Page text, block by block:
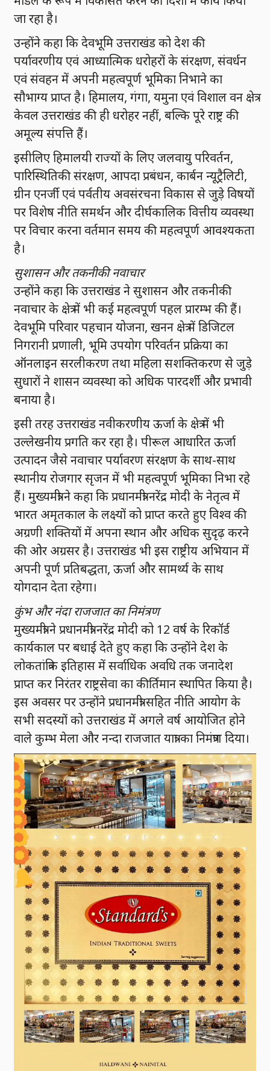
जा रहा है।
उन्होंने कहा कि देवभूमि उत्तराखंड को देश की
पर्यावरणीय एवं आध्यात्मिक धरोहरों के संरक्षण, संवर्धन
एवं संवहन में अपनी महत्वपूर्ण भूमिका निभाने का
सौभाग्य प्राप्त है। हिमालय, गंगा, यमुना एवं विशाल वन क्षेत्र
केवल उत्तराखंड की ही धरोहर नहीं, बल्कि पूरे राष्ट्र की
अमूल्य संपत्ति हैं।
इसीलिए हिमालयी राज्यों के लिए जलवायु परिवर्तन,
पारिस्थितिकी संरक्षण, आपदा प्रबंधन, कार्बन न्यूट्रैलिटी,
ग्रीन एनर्जी एवं पर्वतीय अवसंरचना विकास से जुड़े विषयों
पर विशेष नीति समर्थन और दीर्घकालिक वित्तीय व्यवस्था
पर विचार करना वर्तमान समय की महत्वपूर्ण आवश्यकता
है।
सुशासन और तकनीकी नवाचार
उन्होंने कहा कि उत्तराखंड ने सुशासन और तकनीकी
नवाचार के क्षेत्र में भी कई महत्वपूर्ण पहल प्रारम्भ की हैं।
देवभूमि परिवार पहचान योजना, खनन क्षेत्र में डिजिटल
निगरानी प्रणाली, भूमि उपयोग परिवर्तन प्रक्रिया का
ऑनलाइन सरलीकरण तथा महिला सशक्तिकरण से जुड़े
सुधारों ने शासन व्यवस्था को अधिक पारदर्शी और प्रभावी
बनाया है।
इसी तरह उत्तराखंड नवीकरणीय ऊर्जा के क्षेत्र में भी
उल्लेखनीय प्रगति कर रहा है। पीरूल आधारित ऊर्जा
उत्पादन जैसे नवाचार पर्यावरण संरक्षण के साथ-साथ
स्थानीय रोजगार सृजन में भी महत्वपूर्ण भूमिका निभा रहे
हैं। मुख्यमंत्री ने कहा कि प्रधानमंत्री नरेंद्र मोदी के नेतृत्व में
भारत अमृतकाल के लक्ष्यों को प्राप्त करते हुए विश्व की
अग्रणी शक्तियों में अपना स्थान और अधिक सुदृढ़ करने
की ओर अग्रसर है। उत्तराखंड भी इस राष्ट्रीय अभियान में
अपनी पूर्ण प्रतिबद्धता, ऊर्जा और सामर्थ्य के साथ
योगदान देता रहेगा।
कुंभ और नंदा राजजात का निमंत्रण
मुख्यमंत्री ने प्रधानमंत्री नरेंद्र मोदी को 12 वर्ष के रिकॉर्ड
कार्यकाल पर बधाई देते हुए कहा कि उन्होंने देश के
लोकतांत्रिक इतिहास में सर्वाधिक अवधि तक जनादेश
प्राप्त कर निरंतर राष्ट्रसेवा का कीर्तिमान स्थापित किया है।
इस अवसर पर उन्होंने प्रधानमंत्री सहित नीति आयोग के
सभी सदस्यों को उत्तराखंड में अगले वर्ष आयोजित होने
वाले कुम्भ मेला और नन्दा राजजात यात्रा का निमंत्रण दिया।